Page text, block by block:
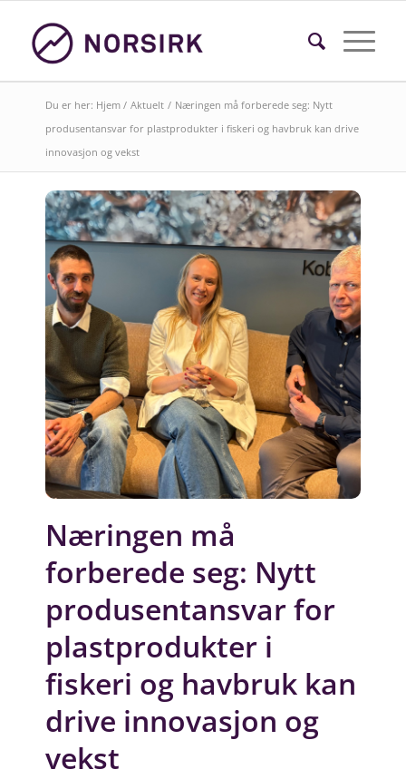
Søk i faktasider
Du er her: Hjem / Aktuelt / Næringen må forberede seg: Nytt
produsentansvar for plastprodukter i fiskeri og havbruk kan drive
innovasjon og vekst
Næringen må
forberede seg: Nytt
produsentansvar for
plastprodukter i
fiskeri og havbruk kan
drive innovasjon og
vekst